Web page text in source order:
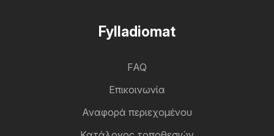
Fylladiomat
FAQ
Επικοινωνία
Αναφορά περιεχομένου